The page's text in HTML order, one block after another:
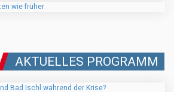
AKTUELLES PROGRAMM